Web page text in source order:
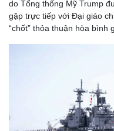
Thể thao
do Tổng thống Mỹ Trump
gặp trực tiếp với Đại giáo
“chốt” thỏa thuận hòa bình